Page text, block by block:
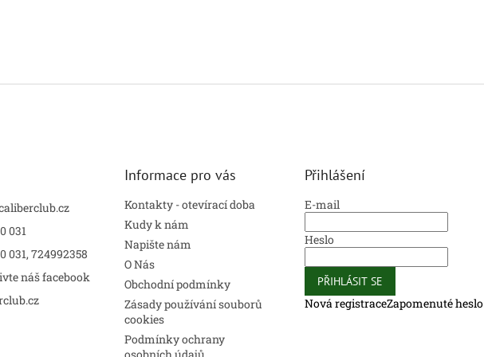
031
031, 724992358
náš facebook
Informace pro vás
Kontakty - otevírací doba
Kudy k nám
Napište nám
O Nás
Obchodní podmínky
Zásady používání souborů
cookies
Podmínky ochrany
Přihlášení
E-mail
Heslo
PŘIHLÁSIT SE
Nová registraceZapomenuté heslo